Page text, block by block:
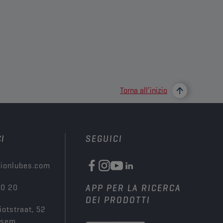
Torna all’inizio
20
52
SEGUICI
APP PER LA RICERCA
DEI PRODOTTI